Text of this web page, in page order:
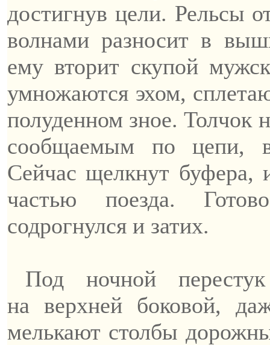
достигнув цели. Рельсы
волнами разносит в
ему вторит скупой
умножаются эхом,
полуденном зное. Толчок
сообщаемым по цепи,
Сейчас щелкнут буфера,
частью поезда.
содрогнулся и затих.
Под ночной
на верхней боковой,
мелькают столбы